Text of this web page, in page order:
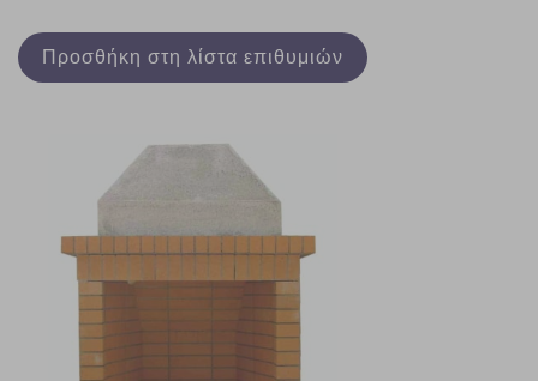
Προσθήκη στη λίστα επιθυμιών